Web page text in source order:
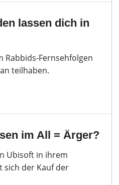
lassen dich in
Rabbids-Fernsehfolgen
teilhaben.
im All = Ärger?
Ubisoft in ihrem
sich der Kauf der